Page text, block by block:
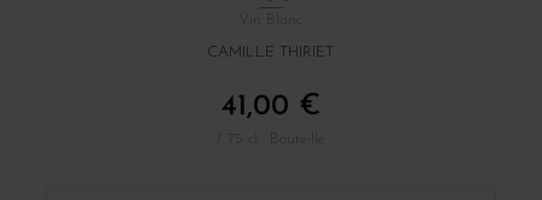
CAMILLE THIRIET
41,00 €